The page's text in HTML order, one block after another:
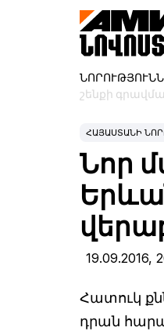
շենքի
ՀԱՅԱՍՏԱՆԻ
Նոր
19.09.2016,
Հատուկ
դրան